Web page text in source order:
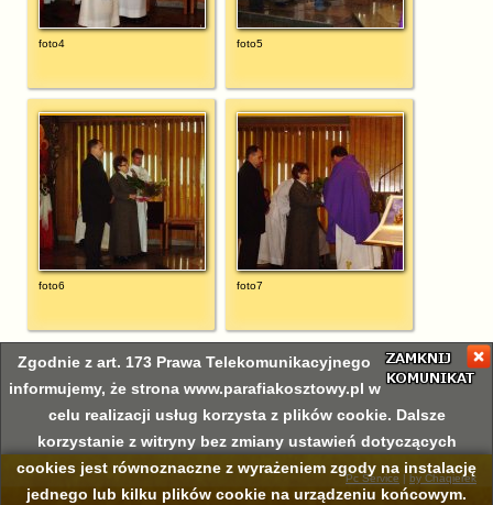
foto4 foto5
foto6 foto7
Pc Service | by Chaqierek
Zgodnie z art. 173 Prawa Telekomunikacyjnego
informujemy, że strona www.parafiakosztowy.pl w
celu realizacji usług korzysta z plików cookie. Dalsze
korzystanie z witryny bez zmiany ustawień dotyczących
cookies jest równoznaczne z wyrażeniem zgody na instalację
jednego lub kilku plików cookie na urządzeniu końcowym.